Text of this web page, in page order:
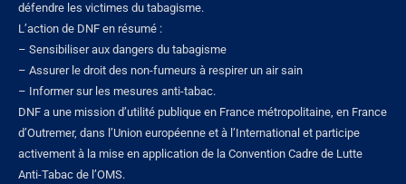
défendre les victimes du tabagisme.
L’action de DNF en résumé :
– Sensibiliser aux dangers du tabagisme
– Assurer le droit des non-fumeurs à respirer un air sain
– Informer sur les mesures anti-tabac.
DNF a une mission d’utilité publique en France métropolitaine, en France
d’Outremer, dans l’Union européenne et à l’International et participe
activement à la mise en application de la Convention Cadre de Lutte
Anti-Tabac de l’OMS.